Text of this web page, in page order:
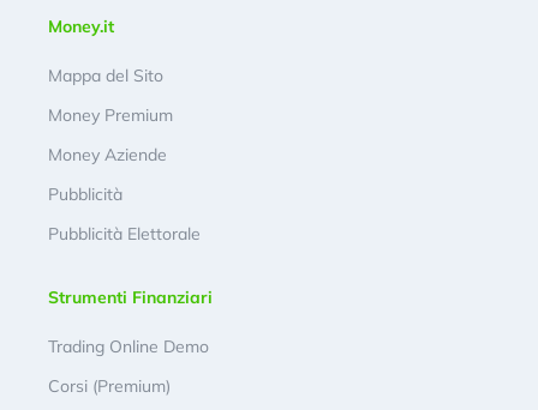
Money.it
Mappa del Sito
Money Premium
Money Aziende
Pubblicità
Pubblicità Elettorale
Strumenti Finanziari
Trading Online Demo
Corsi (Premium)